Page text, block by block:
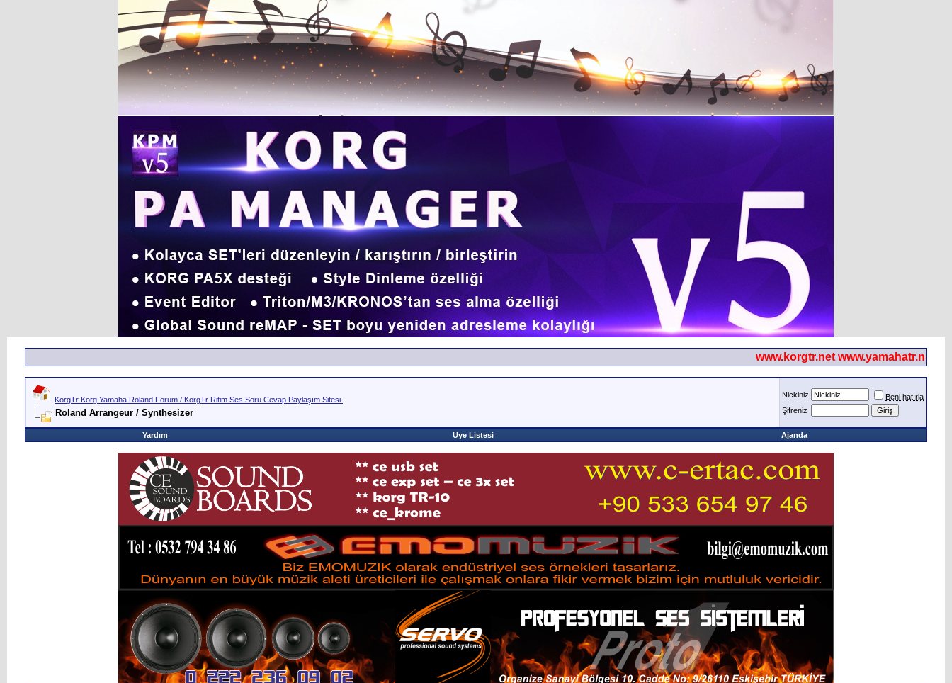
www.korgtr.net www.yamahatr.net
KorgTr Korg Yamaha Roland Forum / KorgTr Ritim Ses Soru Cevap Paylaşım Sitesi.
Roland Arrangeur / Synthesizer
Nickiniz
Beni hatırla
Şifreniz
Yardım Üye Listesi Ajanda